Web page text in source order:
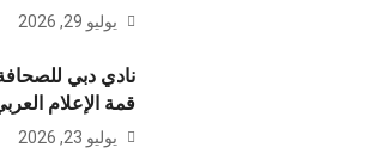
يوليو 29, 2026
نادي دبي
قمة الإعلام
يوليو 23, 2026